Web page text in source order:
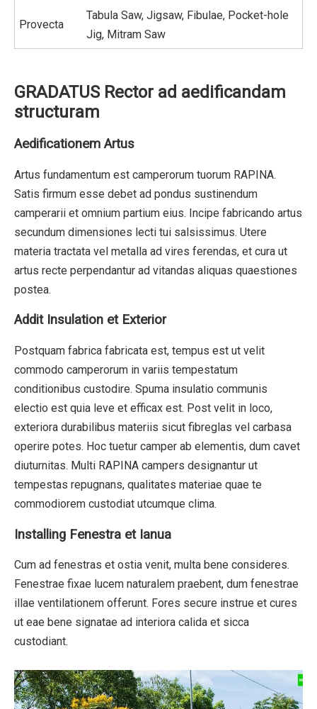
Provecta
Tabula Saw, Jigsaw, Fibulae, Pocket-hole
Jig, Mitram Saw
GRADATUS Rector ad aedificandam
structuram
Aedificationem Artus
Artus fundamentum est camperorum tuorum RAPINA.
Satis firmum esse debet ad pondus sustinendum
camperarii et omnium partium eius. Incipe fabricando artus
secundum dimensiones lecti tui salsissimus. Utere
materia tractata vel metalla ad vires ferendas, et cura ut
artus recte perpendantur ad vitandas aliquas quaestiones
postea.
Addit Insulation et Exterior
Postquam fabrica fabricata est, tempus est ut velit
commodo camperorum in variis tempestatum
conditionibus custodire. Spuma insulatio communis
electio est quia leve et efficax est. Post velit in loco,
exteriora durabilibus materiis sicut fibreglas vel carbasa
operire potes. Hoc tuetur camper ab elementis, dum cavet
diuturnitas. Multi RAPINA campers designantur ut
tempestas repugnans, qualitates materiae quae te
commodiorem custodiat utcumque clima.
Installing Fenestra et Ianua
Cum ad fenestras et ostia venit, multa bene consideres.
Fenestrae fixae lucem naturalem praebent, dum fenestrae
illae ventilationem offerunt. Fores secure instrue et cures
ut eae bene signatae ad interiora calida et sicca
custodiant.